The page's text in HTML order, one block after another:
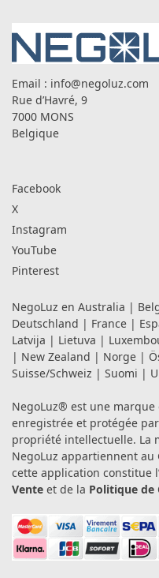
Email : info@negoluz.com
Rue d’Havré, 9
7000 MONS
Belgique
Facebook
X
Instagram
YouTube
Pinterest
NegoLuz en Australia |
Deutschland | France |
Latvija | Lietuva |
| New Zealand | Norge |
Suisse/Schweiz | Suomi |
NegoLuz® est une
enregistrée et protégée par
propriété intellectuelle. La
NegoLuz appartiennent au
cette application constitue
Vente et de la Politique